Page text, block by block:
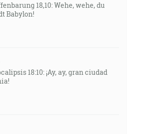
18,10: Wehe, wehe, du
Babylon!
18:10: ¡Ay, ay, gran ciudad